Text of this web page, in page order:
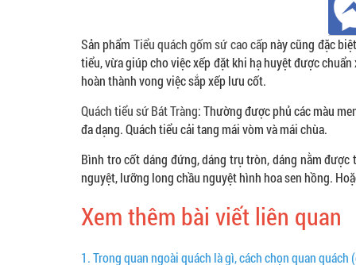
Sản phẩm Tiểu quách gốm sứ cao cấpnày cũng đặc
tiểu, vừa giúp cho việc xếp đặt khi hạ huyệt được
hoàn thành vong việc sắp xếp lưu cốt.
Quách tiểu sứ Bát Tràng: Thường được phủ các màu
đa dạng. Quách tiểu cải tang mái vòm và mái chùa.
Bình tro cốt dáng đứng, dáng trụ tròn, dáng nằm
nguyệt, lưỡng long chầu nguyệt hình hoa sen hồng.
Xem thêm bài viết liên quan
1.Trong quan ngoài quách là gì, cách chọn quan quách